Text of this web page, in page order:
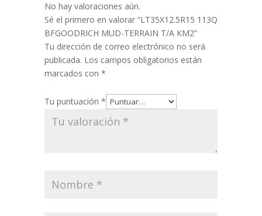
No hay valoraciones aún.
Sé el primero en valorar “LT35X12.5R15 113Q
BFGOODRICH MUD-TERRAIN T/A KM2”
Tu dirección de correo electrónico no será
publicada. Los campos obligatorios están
marcados con *
Tu puntuación *